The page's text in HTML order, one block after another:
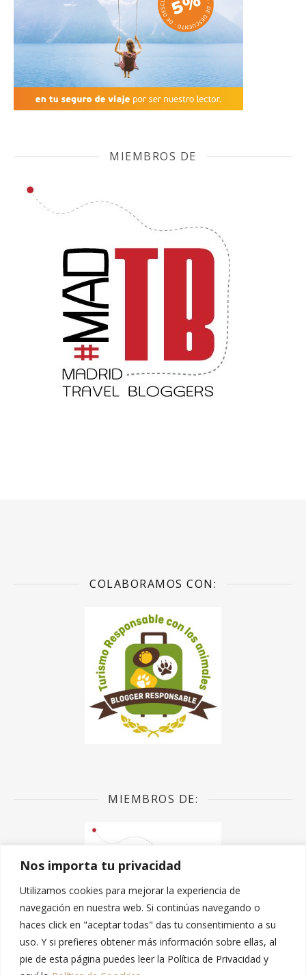
Nos importa tu privacidad
Utilizamos cookies para mejorar la experiencia de
navegación en nuestra web. Si continúas navegando o
haces click en "aceptar todas" das tu consentimiento a su
uso. Y si prefieres obtener más información sobre ellas, al
pie de esta página puedes leer la Política de Privacidad y
MIEMBROS DE
COLABORAMOS CON:
MIEMBROS DE: